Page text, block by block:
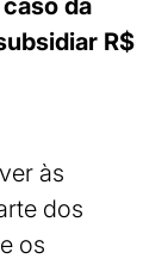
da
R$
às
dos
os